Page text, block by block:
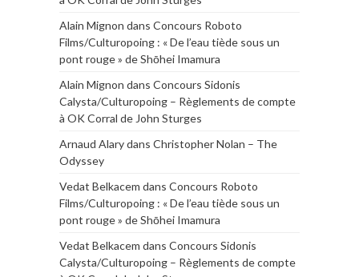
Alain Mignon dans Concours Roboto
Films/Culturopoing : « De l’eau tiède sous un
pont rouge » de Shōhei Imamura
Alain Mignon dans Concours Sidonis
Calysta/Culturopoing – Règlements de compte
à OK Corral de John Sturges
Arnaud Alarydans Christopher Nolan – The
Odyssey
Vedat Belkacem dans Concours Roboto
Films/Culturopoing : « De l’eau tiède sous un
pont rouge » de Shōhei Imamura
Vedat Belkacem dans Concours Sidonis
Calysta/Culturopoing – Règlements de compte